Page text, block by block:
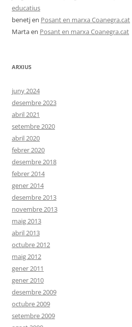
educatius
benetjen Posant en marxa Coanegra.cat
Martaen Posant en marxa Coanegra.cat
ARXIUS
juny 2024
desembre 2023
abril 2021
setembre 2020
abril 2020
febrer 2020
desembre 2018
febrer 2014
gener 2014
desembre 2013
novembre 2013
maig 2013
abril 2013
octubre 2012
maig 2012
gener 2011
gener 2010
desembre 2009
octubre 2009
setembre 2009